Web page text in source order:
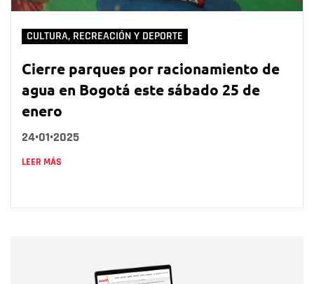
CULTURA, RECREACIÓN Y DEPORTE
Cierre parques por racionamiento de
agua en Bogotá este sábado 25 de
enero
24•01•2025
LEER MÁS